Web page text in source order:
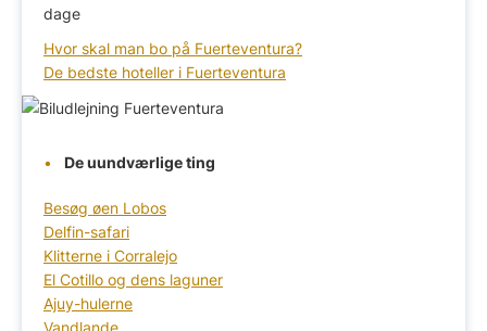
dage
Hvor skal man bo på Fuerteventura?
De bedste hoteller i Fuerteventura
De uundværlige ting
Besøg øen Lobos
Delfin-safari
Klitterne i Corralejo
El Cotillo og dens laguner
Ajuy-hulerne
Vandlande